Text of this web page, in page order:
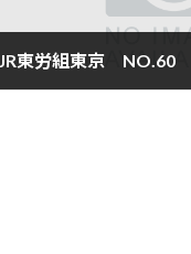
JR東労組東京 NO.60